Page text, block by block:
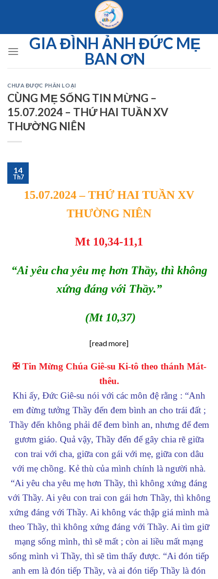
GIA ĐÌNH ẢNH ĐỨC MẸ
BAN ƠN
CHƯA ĐƯỢC PHÂN LOẠI
CÙNG MẸ SỐNG TIN MỪNG –
15.07.2024 – THỨ HAI TUẦN XV
THƯỜNG NIÊN
14
Th7
15.07.2024 – THỨ HAI TUẦN XV
THƯỜNG NIÊN
Mt 10,34-11,1
“Ai yêu cha yêu mẹ hơn Thầy, thì không
xứng đáng với Thầy.”
(Mt 10,37)
[read more]
✠ Tin Mừng Chúa Giê-su Ki-tô theo thánh Mát-
thêu.
Khi ấy, Đức Giê-su nói với các môn đệ rằng : “Anh
em đừng tưởng Thầy đến đem bình an cho trái đất ;
Thầy đến không phải để đem bình an, nhưng để đem
gươm giáo. Quả vậy, Thầy đến để gây chia rẽ giữa
con trai với cha, giữa con gái với mẹ, giữa con dâu
với mẹ chồng. Kẻ thù của mình chính là người nhà.
“Ai yêu cha yêu mẹ hơn Thầy, thì không xứng đáng
với Thầy. Ai yêu con trai con gái hơn Thầy, thì không
xứng đáng với Thầy. Ai không vác thập giá mình mà
theo Thầy, thì không xứng đáng với Thầy. Ai tìm giữ
mạng sống mình, thì sẽ mất ; còn ai liều mất mạng
sống mình vì Thầy, thì sẽ tìm thấy được. “Ai đón tiếp
anh em là đón tiếp Thầy, và ai đón tiếp Thầy là đón